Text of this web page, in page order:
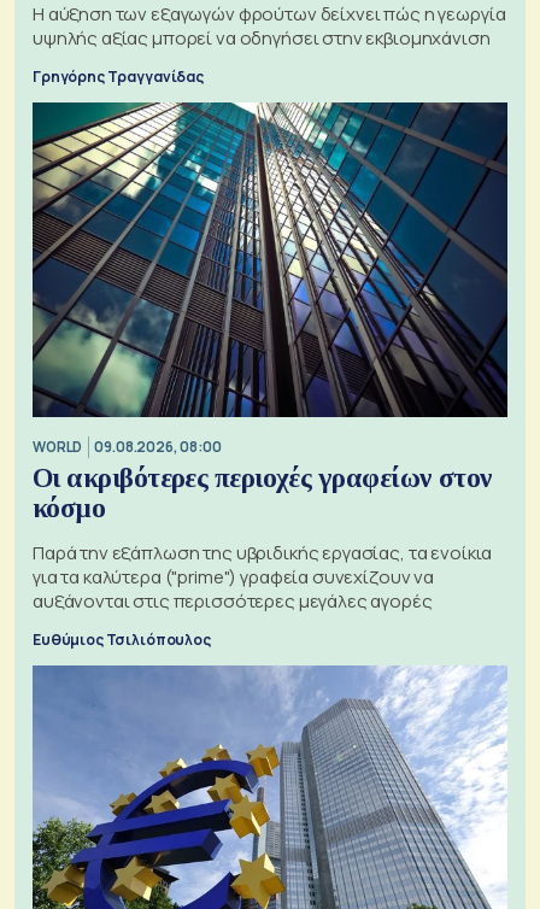
Η αύξηση των εξαγωγών φρούτων δείχνει πώς η γεωργία
υψηλής αξίας μπορεί να οδηγήσει στην εκβιομηχάνιση
Γρηγόρης Τραγγανίδας
WORLD 09.08.2026, 08:00
Οι ακριβότερες περιοχές γραφείων στον
κόσμο
Παρά την εξάπλωση της υβριδικής εργασίας, τα ενοίκια
για τα καλύτερα ("prime") γραφεία συνεχίζουν να
αυξάνονται στις περισσότερες μεγάλες αγορές
Ευθύμιος Τσιλιόπουλος